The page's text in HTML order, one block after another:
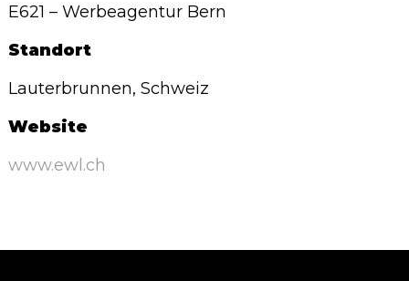
E621 – Werbeagentur Bern
Standort
Lauterbrunnen, Schweiz
Website
www.ewl.ch